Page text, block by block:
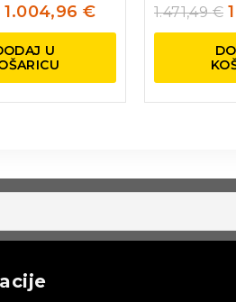
1.004,96€
U
1.471,49€